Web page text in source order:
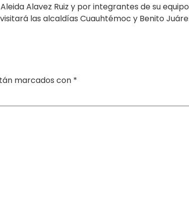
Alavez Ruiz y por integrantes de su
las alcaldías Cuauhtémoc y Benito
marcados con *